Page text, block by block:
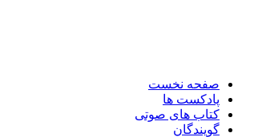
صفحه نخست
پادکست ها
کتاب های صوتی
گویندگان